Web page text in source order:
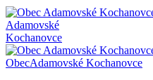
Adamovské
Kochanovce
ObecAdamovské Kochanovce